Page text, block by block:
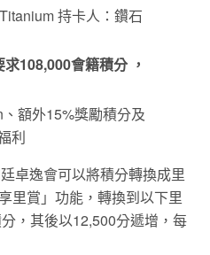
持卡人：鑽石
求108,000會籍積分 ，
、額外15%獎勵積分及
利
卓逸會可以將積分轉換成里
里賞」功能，轉換到以下里
，其後以12,500分遞增，每